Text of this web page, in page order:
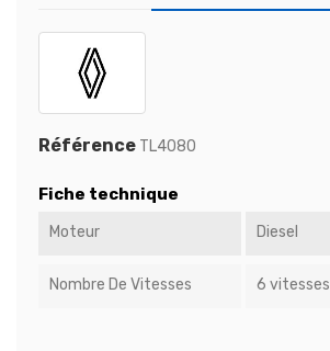
Référence TL4080
Fiche technique
Moteur Diesel
Nombre De Vitesses 6 vitesses